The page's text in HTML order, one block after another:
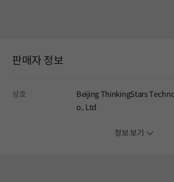
판매자 정보
상호
Beijing ThinkingStars
o., Ltd
정보 보기